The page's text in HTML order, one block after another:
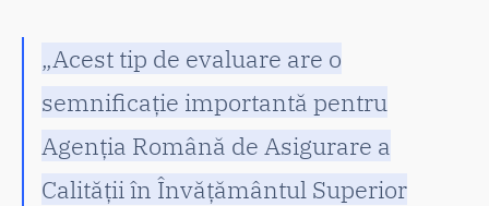
„Acest tip de evaluare are o
semnificație importantă pentru
Agenția Română de Asigurare a
Calității în Învățământul Superior